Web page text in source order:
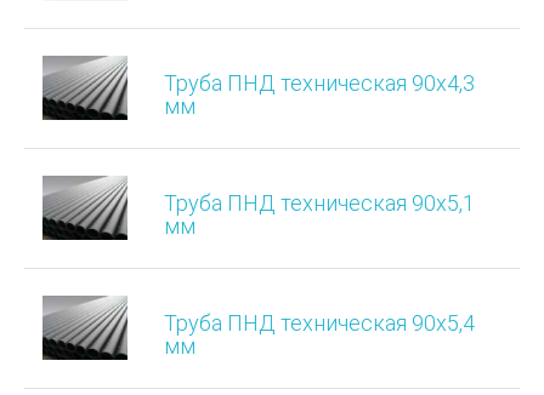
Труба ПНД техническая 90х4,3
мм
Труба ПНД техническая 90х5,1
мм
Труба ПНД техническая 90х5,4
мм